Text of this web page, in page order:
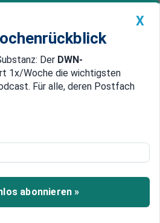
Geldanlage Premium
Magazin China
Deutschland auf
in
auf einen
X
Der DWN-
1x/Woche die wichtigsten
Für alle, deren Postfach
abonnieren »